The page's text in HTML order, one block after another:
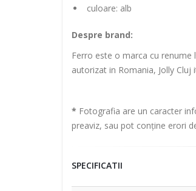
culoare: alb
Despre brand:
Ferro este o marca cu renume
autorizat in Romania, Jolly
* Fotografia are un caracter
preaviz, sau pot conține erori
SPECIFICATII